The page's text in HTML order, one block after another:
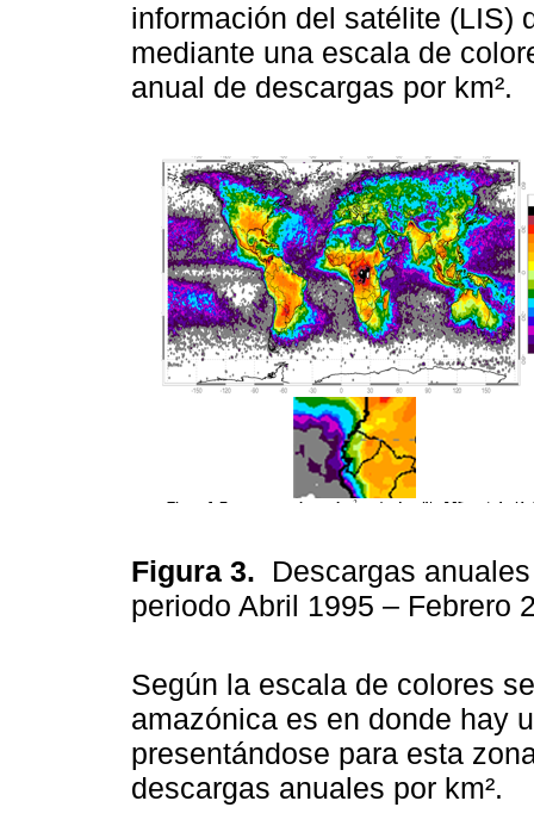
información del satélite (LIS)
mediante una escala de
anual de descargas por km².
Figura 3. Descargas
periodo Abril 1995 – Febrero
Según la escala de colores
amazónica es en donde hay
presentándose para esta
descargas anuales por km².